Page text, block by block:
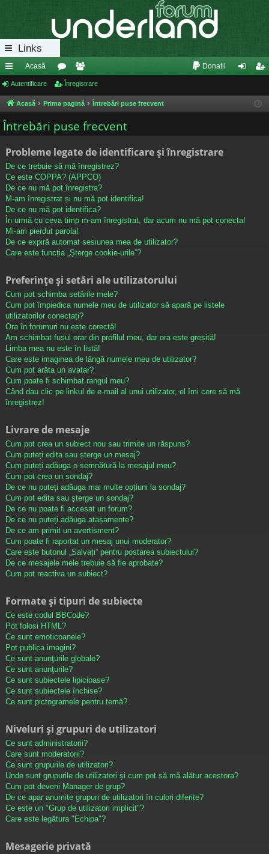
Links
eg
ăt
uri
pi
de
Acasă
or
u
e
m
Donatii
eg
Autentificare Înregistrare
Acasă Prima pagină Întrebări puse frecvent
Întrebări puse frecvent
Probleme legate de identificare și înregistrare
De ce trebuie să mă înregistrez?
Ce este COPPA? (APPCO)
De ce nu mă pot înregistra?
M-am înregistrat și nu mă pot identifica!
De ce nu mă pot identifica?
În urmă cu ceva timp m-am înregistrat, dar acum nu mă pot conecta!
Mi-am pierdut parola!
De ce expiră automat sesiunea mea de utilizator?
Care este funcția „Șterge cookie-urile”?
Preferințe și setări ale utilizatorului
Cum pot schimba setările mele?
Cum pot împiedica numele meu de utilizator să apară pe listele
utilizatorilor conectați?
Ora în forumuri nu este corectă!
Am schimbat fusul orar din profilul meu, dar ora este greșită!
Limba mea nu este în listă!
Care este imaginea de lângă numele meu de utilizator?
Cum pot arăta un avatar?
Cum poate fi schimbat rangul meu?
Când dau clic pe linkul de e-mail al unui utilizator, el îmi cere să mă
înregistrez!
Livrare de mesaje
Cum pot crea un subiect nou sau trimite un răspuns?
Cum puteți edita sau șterge un mesaj?
Cum puteți adăuga o semnătură la mesajul meu?
Cum pot crea un sondaj?
De ce nu puteți adăuga mai multe opțiuni la sondaj?
Cum pot edita sau șterge un sondaj?
De ce nu poate fi accesat un forum?
De ce nu puteți adăuga atașamente?
De ce am primit un avertisment?
Cum poate fi raportat un mesaj unui moderator?
Care este butonul „Salvați” pentru postarea subiectului?
De ce mesajele mele trebuie să fie aprobate?
Cum pot reactiva un subiect?
Formate și tipuri de subiecte
Ce este codul BBCode?
Pot folosi HTML?
Ce sunt emoticoanele?
Pot publica imagini?
Ce sunt anunţurile globale?
Ce sunt anunţurile?
Ce sunt subiectele lipicioase?
Ce sunt subiectele închise?
Ce sunt pictogramele pentru temă?
Niveluri și grupuri de utilizatori
Ce sunt administratorii?
Care sunt moderatorii?
Ce sunt grupurile de utilizatori?
Unde sunt grupurile de utilizatori și cum pot să mă alătur acestora?
Cum pot deveni Manager de grup?
De ce apar anumite grupuri de utilizatori în culori diferite?
Ce este un "Grup de utilizatori implicit"?
Care este legătura "Echipa"?
Mesagerie privată